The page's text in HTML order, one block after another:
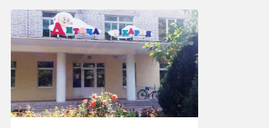
14:43 вчора